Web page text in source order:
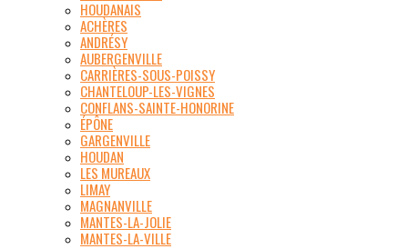
HOUDANAIS
ACHÈRES
ANDRÉSY
AUBERGENVILLE
CARRIÈRES-SOUS-POISSY
CHANTELOUP-LES-VIGNES
CONFLANS-SAINTE-HONORINE
ÉPÔNE
GARGENVILLE
HOUDAN
LES MUREAUX
LIMAY
MAGNANVILLE
MANTES-LA-JOLIE
MANTES-LA-VILLE